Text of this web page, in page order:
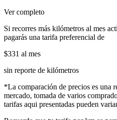
Ver completo
Si recorres más kilómetros al mes
pagarás una tarifa preferencial de
$331 al mes
sin reporte de kilómetros
*La comparación de precios es una
mercado, tomada de varios
tarifas aqui presentadas pueden